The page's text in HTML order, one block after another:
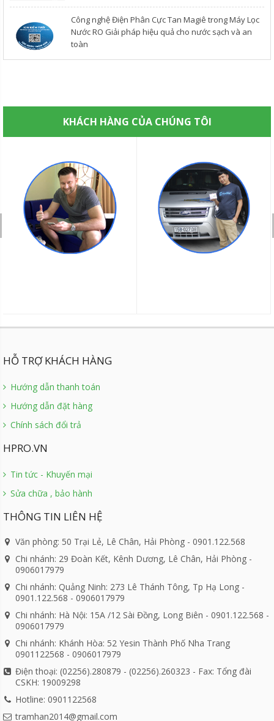
Công nghệ Điện Phân Cực Tan Magiê trong Máy Lọc
Nước RO Giải pháp hiệu quả cho nước sạch và an
toàn
KHÁCH HÀNG CỦA CHÚNG TÔI
HỖ TRỢ KHÁCH HÀNG
Hướng dẫn thanh toán
Hướng dẫn đặt hàng
Chính sách đổi trả
HPRO.VN
Tin tức - Khuyến mại
Sửa chữa , bảo hành
THÔNG TIN LIÊN HỆ
Văn phòng: 50 Trại Lẻ, Lê Chân, Hải Phòng - 0901.122.568
Chi nhánh: 29 Đoàn Kết, Kênh Dương, Lê Chân, Hải Phòng -
0906017979
Chi nhánh: Quảng Ninh: 273 Lê Thánh Tông, Tp Hạ Long -
0901.122.568 - 0906017979
Chi nhánh: Hà Nội: 15A /12 Sài Đồng, Long Biên - 0901.122.568 -
0906017979
Chi nhánh: Khánh Hòa: 52 Yesin Thành Phố Nha Trang
0901122568 - 0906017979
Điện thoại: (02256).280879 - (02256).260323 - Fax: Tổng đài
CSKH: 19009298
Hotline: 0901122568
tramhan2014@gmail.com